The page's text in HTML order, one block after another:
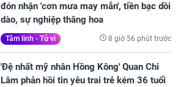
đón nhận 'cơn mưa may mắn', tiền bạc dồi
dào, sự nghiệp thăng hoa
Tâm linh - Tử vi 8 giờ 56 phút trước
'Đệ nhất mỹ nhân Hồng Kông' Quan Chi
Lâm phản hồi tin yêu trai trẻ kém 36 tuổi